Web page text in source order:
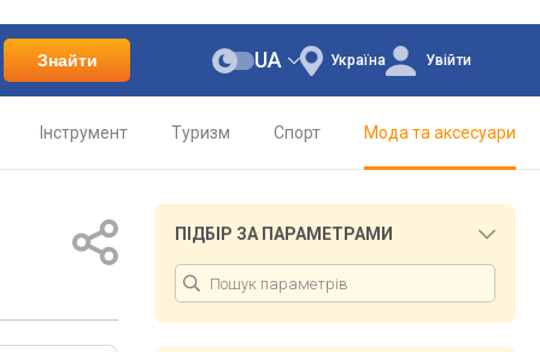
Знайти Україна
UA Увійти
Інструмент Туризм Спорт Мода та аксесуари
ПІДБІР ЗА ПАРАМЕТРАМИ